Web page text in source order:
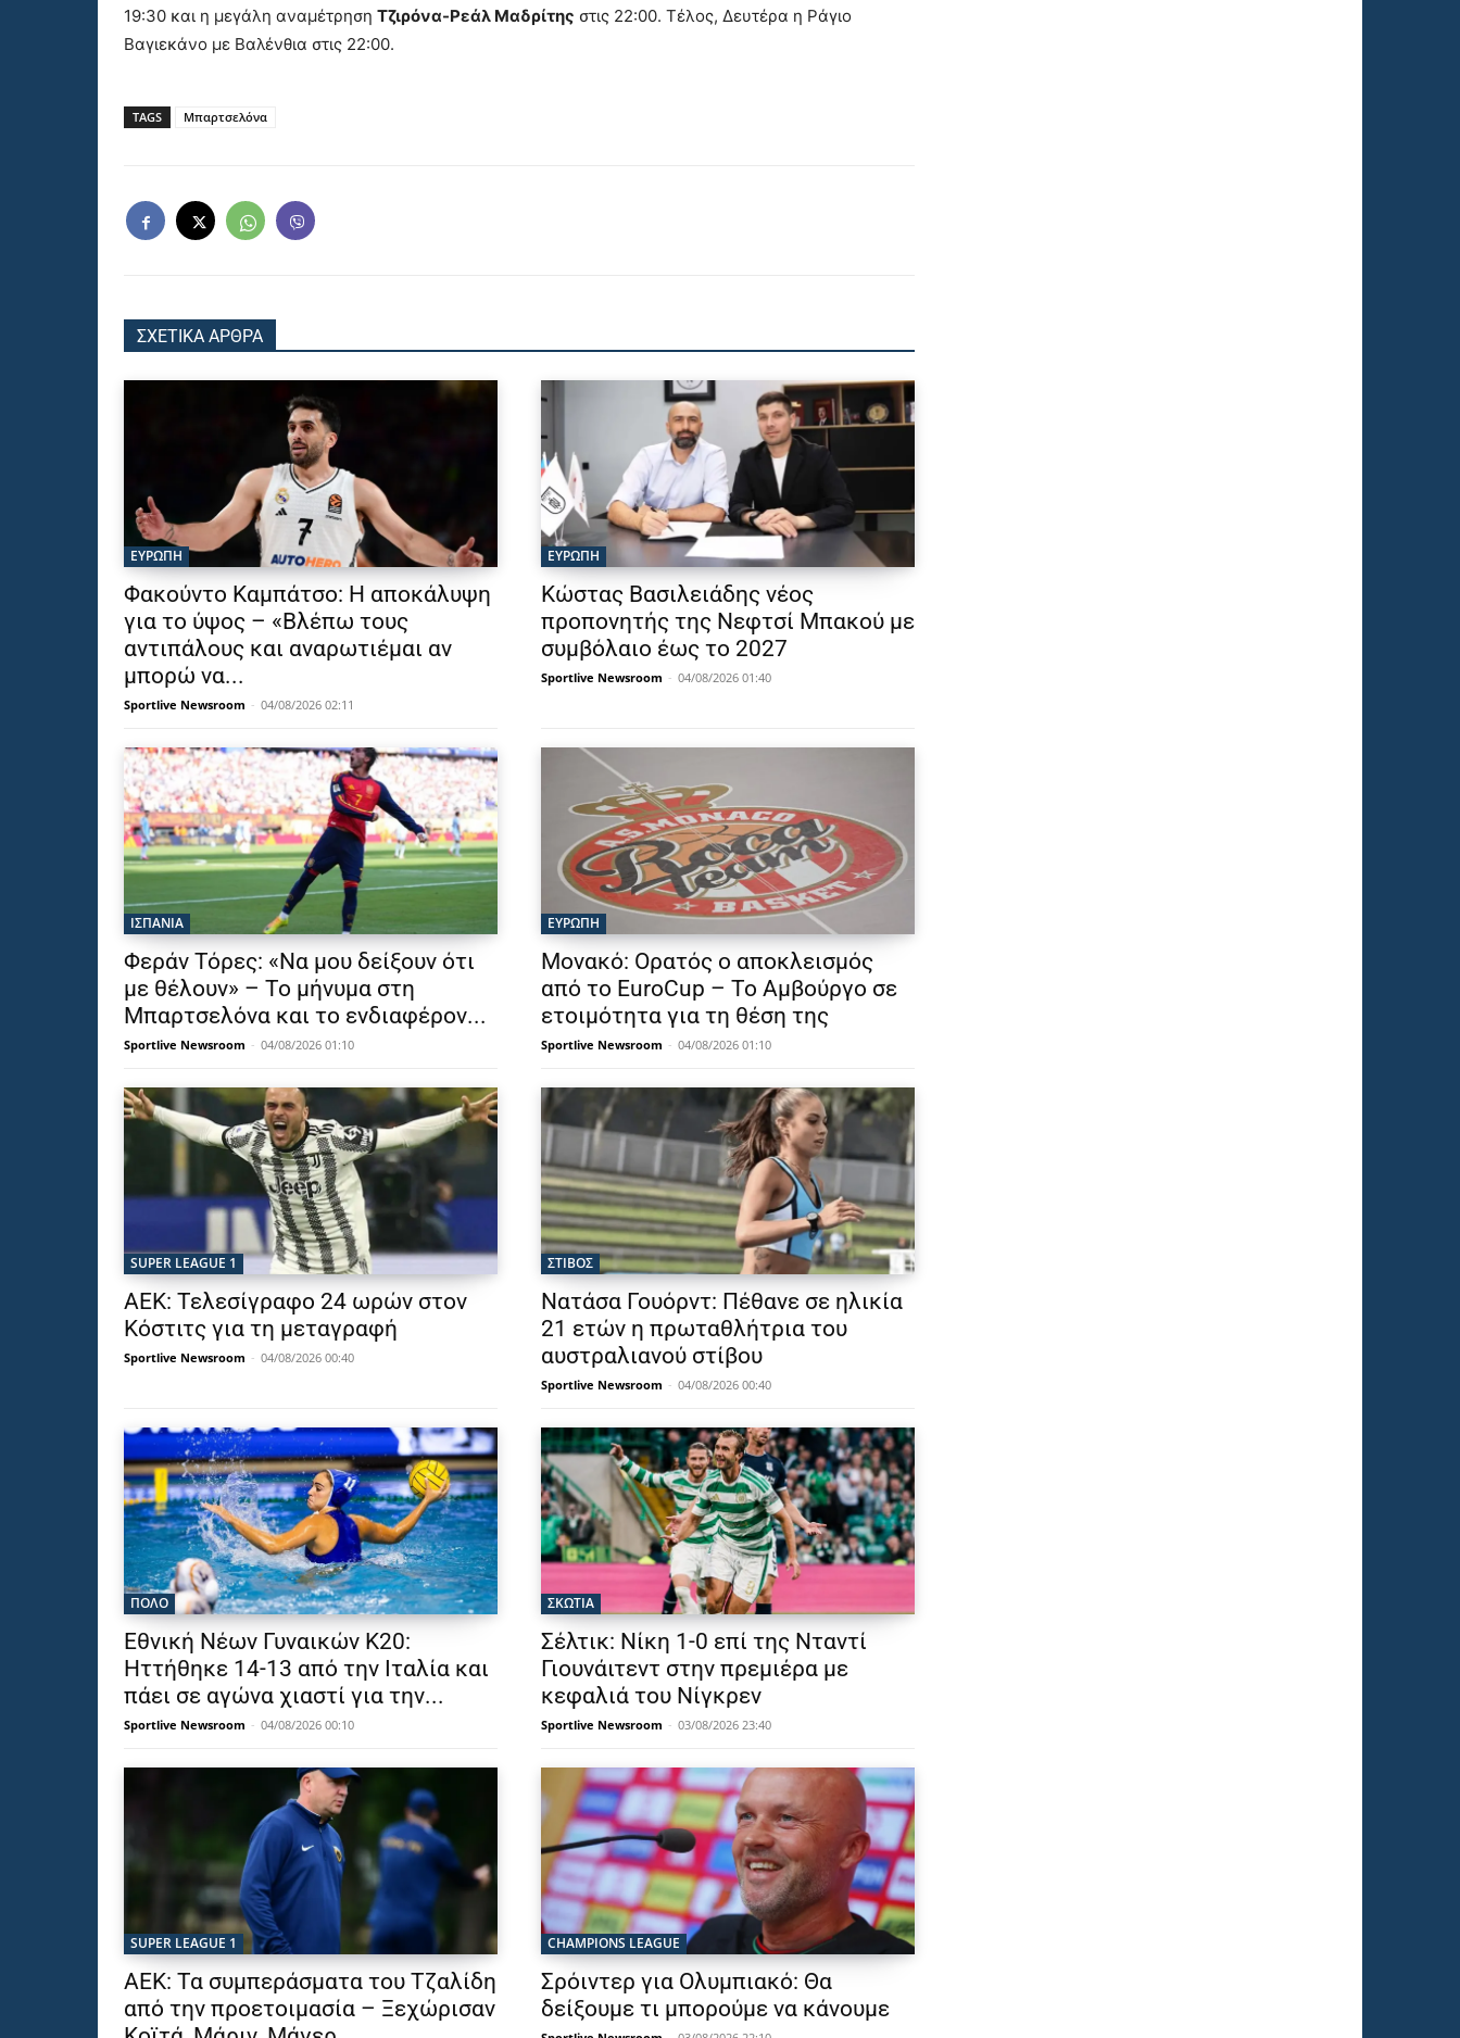
19:30 και η μεγάλη αναμέτρηση Τζιρόνα-Ρεάλ Μαδρίτης στις 22:00. Τέλος, Δευτέρα η Ράγιο
Βαγιεκάνο με Βαλένθια στις 22:00.
TAGS Μπαρτσελόνα
ΣΧΕΤΙΚΑ ΑΡΘΡΑ
ΕΥΡΩΠΗ
Φακούντο Καμπάτσο: Η αποκάλυψη
για το ύψος – «Βλέπω τους
αντιπάλους και αναρωτιέμαι αν
μπορώ να...
Sportlive Newsroom - 04/08/2026 02:11
ΕΥΡΩΠΗ
Κώστας Βασιλειάδης νέος
προπονητής της Νεφτσί Μπακού με
συμβόλαιο έως το 2027
Sportlive Newsroom - 04/08/2026 01:40
ΙΣΠΑΝΙΑ
Φεράν Τόρες: «Να μου δείξουν ότι
με θέλουν» – Το μήνυμα στη
Μπαρτσελόνα και το ενδιαφέρον...
Sportlive Newsroom - 04/08/2026 01:10
ΕΥΡΩΠΗ
Μονακό: Ορατός ο αποκλεισμός
από το EuroCup – Το Αμβούργο σε
ετοιμότητα για τη θέση της
Sportlive Newsroom - 04/08/2026 01:10
SUPER LEAGUE 1
ΑΕΚ: Τελεσίγραφο 24 ωρών στον
Κόστιτς για τη μεταγραφή
Sportlive Newsroom - 04/08/2026 00:40
ΣΤΙΒΟΣ
Νατάσα Γουόρντ: Πέθανε σε ηλικία
21 ετών η πρωταθλήτρια του
αυστραλιανού στίβου
Sportlive Newsroom - 04/08/2026 00:40
ΠΟΛΟ
Εθνική Νέων Γυναικών Κ20:
Ηττήθηκε 14-13 από την Ιταλία και
πάει σε αγώνα χιαστί για την...
Sportlive Newsroom - 04/08/2026 00:10
ΣΚΩΤΙΑ
Σέλτικ: Νίκη 1-0 επί της Νταντί
Γιουνάιτεντ στην πρεμιέρα με
κεφαλιά του Νίγκρεν
Sportlive Newsroom - 03/08/2026 23:40
SUPER LEAGUE 1
ΑΕΚ: Τα συμπεράσματα του Τζαλίδη
από την προετοιμασία – Ξεχώρισαν
CHAMPIONS LEAGUE
Σρόιντερ για Ολυμπιακό: Θα
δείξουμε τι μπορούμε να κάνουμε